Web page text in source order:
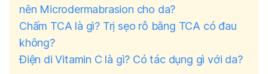
nên Microdermabrasion cho da?
Chấm TCA là gì? Trị sẹo rỗ bằng TCA có đau
không?
Điện di Vitamin C là gì? Có tác dụng gì với da?